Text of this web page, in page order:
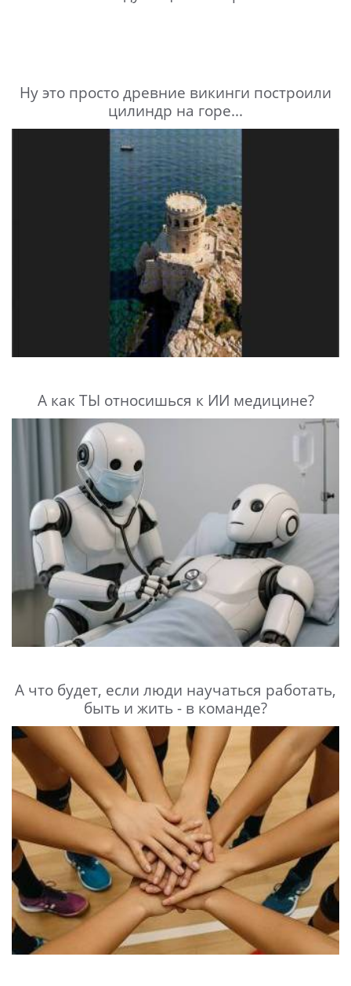
Ну это просто древние викинги построили
цилиндр на горе...
А как ТЫ относишься к ИИ медицине?
А что будет, если люди научаться работать,
быть и жить - в команде?